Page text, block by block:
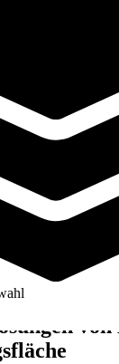
Wandmatte
von